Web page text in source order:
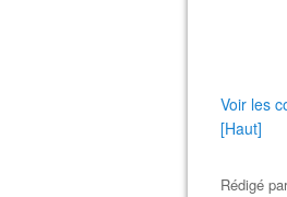
Voir les
[Haut]
Rédigé